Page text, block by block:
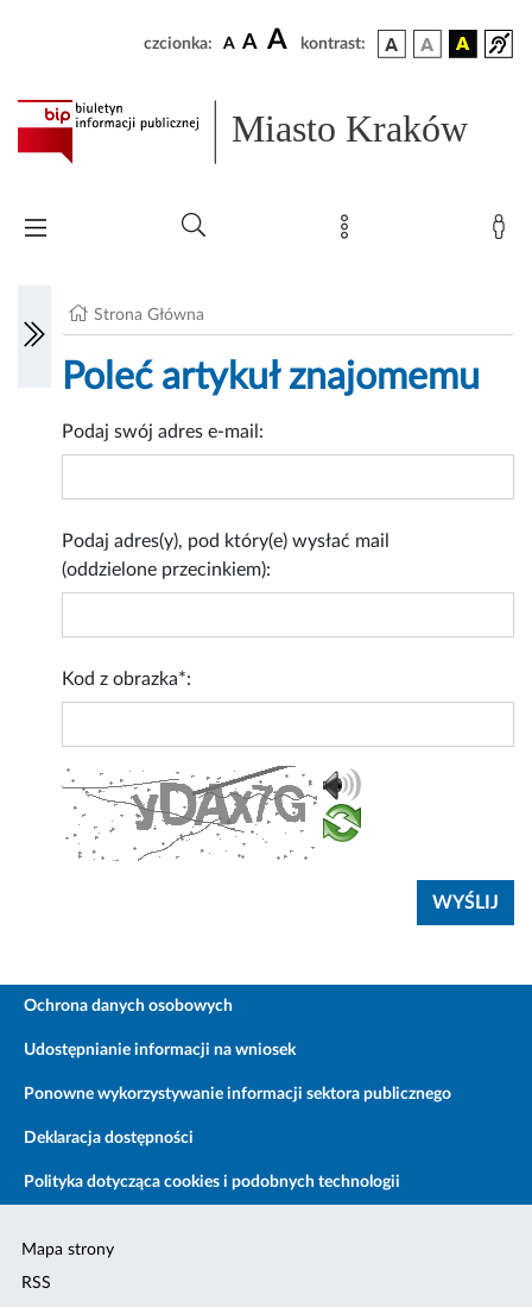
czcionka: A A A kontrast:
Miasto Kraków
Strona Główna
Poleć artykuł znajomemu
Podaj swój adres e-mail:
Podaj adres(y), pod który(e) wysłać mail
(oddzielone przecinkiem):
Kod z obrazka*:
Ochrona danych osobowych
Udostępnianie informacji na wniosek
Ponowne wykorzystywanie informacji sektora publicznego
Deklaracja dostępności
Polityka dotycząca cookies i podobnych technologii
Mapa strony
RSS